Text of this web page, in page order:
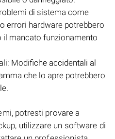
di sistema come
errori hardware potrebbero
il mancato funzionamento
Modifiche accidentali al
che lo apre potrebbero
potresti provare a
utilizzare un software di